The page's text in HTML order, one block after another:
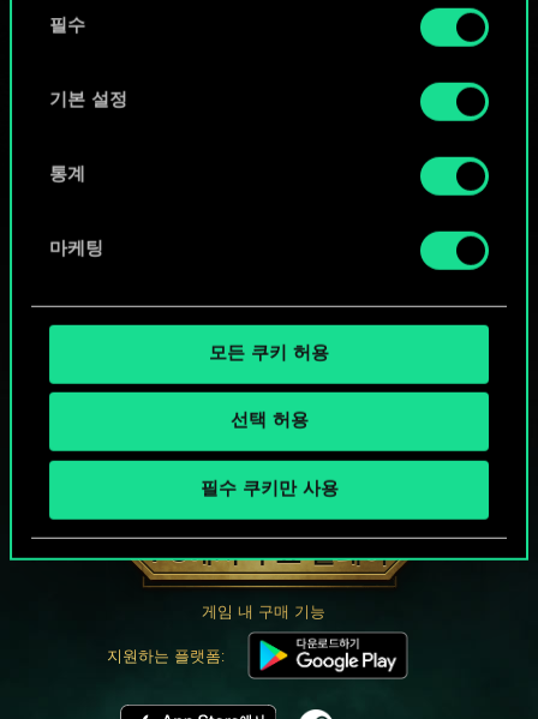
쿠키 사용에 관한 세부 사항이나 관련 설정은 아래의
필수
기본 설정
통계
마케팅
모든 쿠키 허용
선택 허용
필수 쿠키만 사용
궨트 한 판 어떠신가요?
PC에서 무료 플레이
게임 내 구매 기능
지원하는 플랫폼: